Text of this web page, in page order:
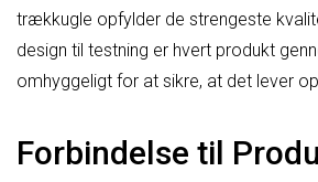
trækkugle opfylder de strengeste
design til testning er hvert produkt
omhyggeligt for at sikre, at det lever
Forbindelse til